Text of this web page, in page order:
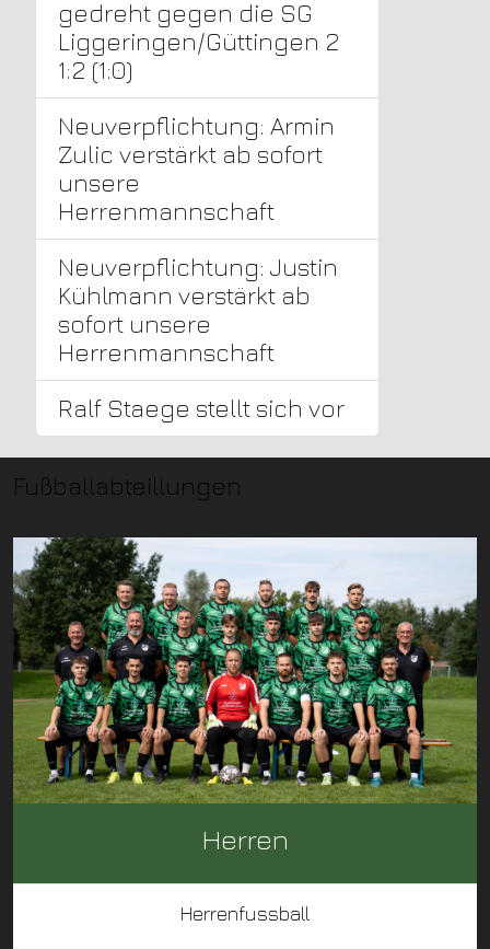
gedreht gegen die SG
Liggeringen/Güttingen 2
1:2 (1:0)
Neuverpflichtung: Armin
Zulic verstärkt ab sofort
unsere
Herrenmannschaft
Neuverpflichtung: Justin
Kühlmann verstärkt ab
sofort unsere
Herrenmannschaft
Ralf Staege stellt sich vor
Fußballabteillungen
Herren
Herrenfussball